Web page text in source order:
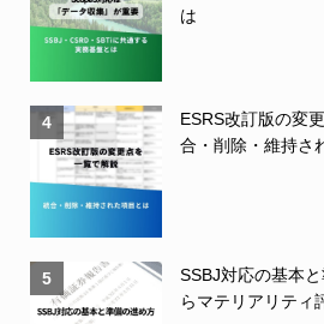
は
4
ESRS改訂版の変
合・削除・維持さ
5
SSBJ対応の基本
らマテリアリティ